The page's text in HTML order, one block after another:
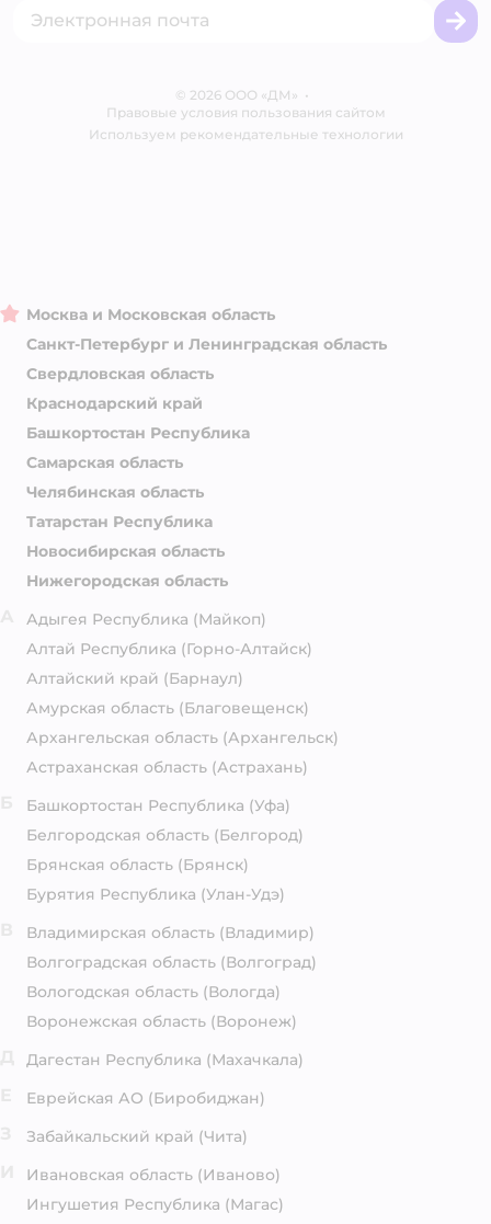
Блог
Корм для собак
© 2026 ООО «ДМ» •
Правовые условия пользования сайтом
Используем рекомендательные технологии
Москва и Московская область
Санкт-Петербург и Ленинградская область
Свердловская область
Краснодарский край
Башкортостан Республика
Самарская область
Челябинская область
Татарстан Республика
Новосибирская область
Нижегородская область
Адыгея Республика (Майкоп)
Алтай Республика (Горно-Алтайск)
Алтайский край (Барнаул)
Амурская область (Благовещенск)
Архангельская область (Архангельск)
Астраханская область (Астрахань)
Башкортостан Республика (Уфа)
Белгородская область (Белгород)
Брянская область (Брянск)
Бурятия Республика (Улан-Удэ)
Владимирская область (Владимир)
Волгоградская область (Волгоград)
Вологодская область (Вологда)
Воронежская область (Воронеж)
Дагестан Республика (Махачкала)
Еврейская АО (Биробиджан)
Забайкальский край (Чита)
Ивановская область (Иваново)
Ингушетия Республика (Магас)